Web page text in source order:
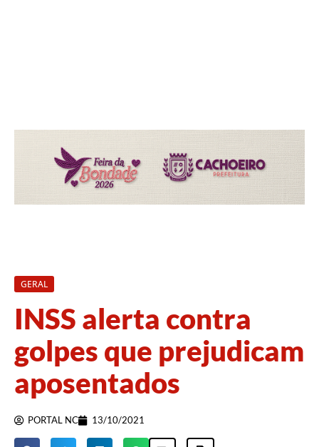
GERAL
INSS alerta contra
golpes que prejudicam
aposentados
PORTAL NC 13/10/2021